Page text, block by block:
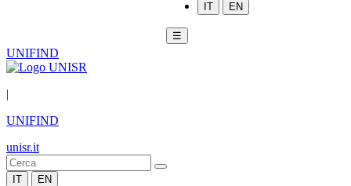
IT EN
☰
UNIFIND
|
UNIFIND
unisr.it
IT EN